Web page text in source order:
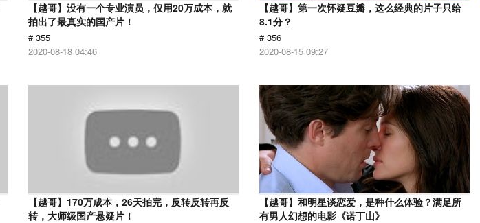
【越哥】没有一个专业演员，仅用20万成本，就
拍出了最真实的国产片！
# 355
2020-08-18 04:46
【越哥】第一次怀疑豆瓣，这么经典的片子只给
8.1分？
# 356
2020-08-15 09:27
【越哥】170万成本，26天拍完，反转反转再反
转，大师级国产悬疑片！
【越哥】和明星谈恋爱，是种什么体验？满足所
有男人幻想的电影《诺丁山》